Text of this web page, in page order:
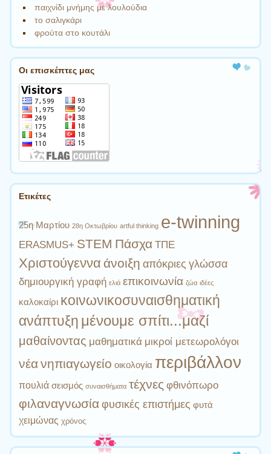
παιχνίδι μνήμης με λουλούδια
το σαλιγκάρι
φρούτα στο κουτάλι
Οι επισκέπτες μας
Ετικέτες
25η Μαρτίου 28η Οκτωβρίου artful thinking e-twinning
ERASMUS+ STEM Πάσχα ΤΠΕ
Χριστούγεννα άνοιξη απόκριες γλώσσα
δημιουργική γραφή ελιά επικοινωνία ζώα ιδέες
καλοκαίρι κοινωνικοσυναισθηματική
ανάπτυξη μένουμε σπίτι...μαζί
μαθαίνοντας μαθηματικά μικροί μετεωρολόγοι
νέανηπιαγωγείο οικολογία περιβάλλον
πουλιά σεισμός συναισθήματα τέχνες φθινόπωρο
φιλαναγνωσία φυσικές επιστήμες φυτά
χειμώνας χρόνος